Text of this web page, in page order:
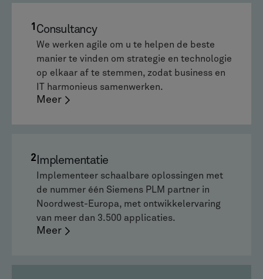
1 Consultancy
We werken agile om u te helpen de beste
manier te vinden om strategie en technologie
op elkaar af te stemmen, zodat business en
IT harmonieus samenwerken.
Meer
2 Implementatie
Implementeer schaalbare oplossingen met
de nummer één Siemens PLM partner in
Noordwest-Europa, met ontwikkelervaring
van meer dan 3.500 applicaties.
Meer